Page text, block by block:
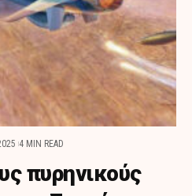
4 MIN READ
πυρηνικούς